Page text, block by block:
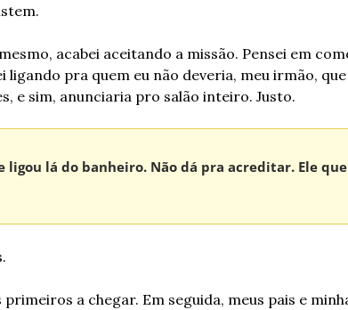
acabei aceitando a missão. Pensei em
ligando pra quem eu não deveria, meu irmão,
e sim, anunciaria pro salão inteiro. Justo.
ligou lá do banheiro. Não dá pra acreditar. Ele
a chegar. Em seguida, meus pais e